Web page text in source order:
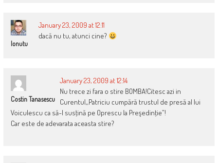
Ionutu
January 23, 2009 at 12:11
dacă nu tu, atunci cine?
Costin Tanasescu
January 23, 2009 at 12:14
Nu trece zi fara o stire BOMBA!Citesc azi in
Curentul,,Patriciu cumpără trustul de presă al lui
Voiculescu ca să-l susţină pe Oprescu la Preşedinţie”!
Car este de adevarata aceasta stire?